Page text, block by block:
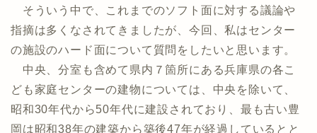
そういう中で、これまでのソフト面に対する議論や
指摘は多くなされてきましたが、今回、私はセンター
の施設のハード面について質問をしたいと思います。
中央、分室も含めて県内７箇所にある兵庫県の各こ
ども家庭センターの建物については、中央を除いて、
昭和30年代から50年代に建設されており、最も古い豊
岡は昭和38年の建築から築後47年が経過しているとと